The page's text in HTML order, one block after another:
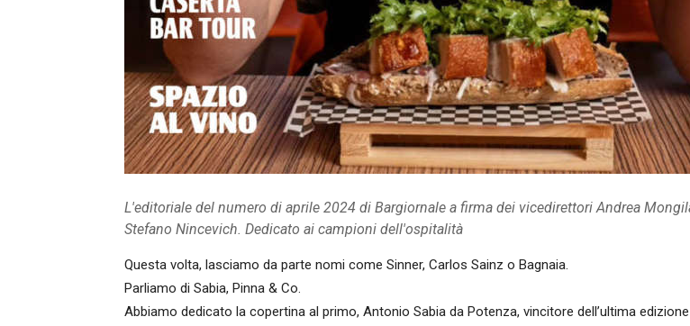
L'editoriale del numero di aprile 2024 di Bargiornale a firma dei vicedirettori Andrea
Stefano Nincevich. Dedicato ai campioni dell'ospitalità
Questa volta, lasciamo da parte nomi come Sinner, Carlos Sainz o Bagnaia.
Parliamo di Sabia, Pinna & Co.
Abbiamo dedicato la copertina al primo, Antonio Sabia da Potenza, vincitore dell’ultima edizione